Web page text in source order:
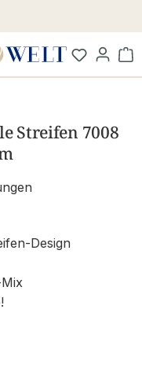
Streifen 7008
Design